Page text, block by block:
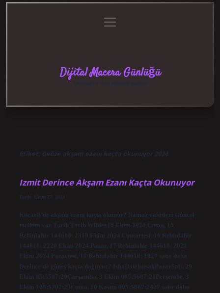
menüyü
aç
Dijital Macera Günlüğü
Etiket: Gebze akşam ezanı kaçta okunuyor 2024
Izmit Derince Akşam Ezanı Kaçta Okunuyor
Tarih: Ekim 27, 2024
Kocaeli’de akşam ezanı kaçta okunur? Namaz vakitleri Güncel
tarihim var Tarih Tarih Wildsa18 Ekim 2024 Cuma, 15
Rebiulahir 144618: 2319 Ekim 2024 Cumartesi, 16 Rebiulahir
144618: 2220 Ekim 2024 Pazar, 17 Rebiulahir 144618: 2021
Ekim 2024 Pazartesi, 18 Rebiulahir 144618: 1927 satır daha
Derince’de güneş kaçta doğuyor? IshaDateImsakPazarSalı, 29
Ekim 05:5507:20Çarşamba, 3 Ekim 005:5607:21Perşembe, 3
Ekim 105:5707:23Cuma, 10 Kasım 005:5807:2427 satır daha